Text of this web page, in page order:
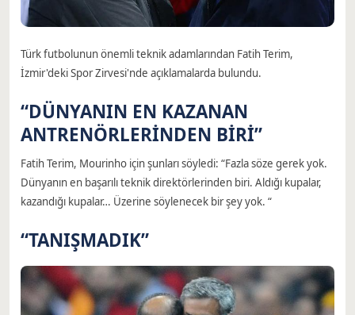
Türk futbolunun önemli teknik adamlarından Fatih Terim,
İzmir'deki Spor Zirvesi'nde açıklamalarda bulundu.
“DÜNYANIN EN KAZANAN
ANTRENÖRLERİNDEN BİRİ”
Fatih Terim, Mourinho için şunları söyledi: “Fazla söze gerek yok.
Dünyanın en başarılı teknik direktörlerinden biri. Aldığı kupalar,
kazandığı kupalar… Üzerine söylenecek bir şey yok. “
“TANIŞMADIK”